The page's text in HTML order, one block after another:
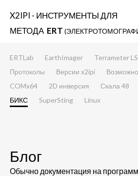
X2IPI - ИНСТРУМЕНТЫ ДЛЯ
МЕТОДА ERT
ERTLab EarthImager Terrameter LS
Протоколы
Версии x2ipi
COMx64
2D инверсия Скала 48
БИКС
SuperSting Linux
Блог
Обычно документация на